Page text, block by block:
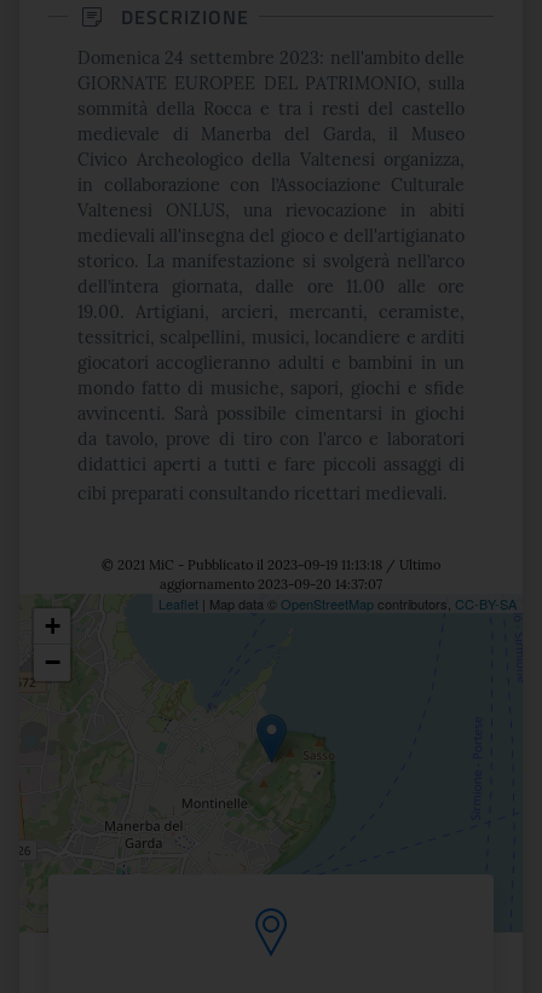
DESCRIZIONE
Domenica 24 settembre 2023: nell'ambito delle
GIORNATE EUROPEE DEL PATRIMONIO, sulla
sommità della Rocca e tra i resti del castello
medievale di Manerba del Garda, il Museo
Civico Archeologico della Valtenesi organizza,
in collaborazione con l’Associazione Culturale
Valtenesi ONLUS, una rievocazione in abiti
medievali all'insegna del gioco e dell'artigianato
storico. La manifestazione si svolgerà nell’arco
dell’intera giornata, dalle ore 11.00 alle ore
19.00. Artigiani, arcieri, mercanti, ceramiste,
tessitrici, scalpellini, musici, locandiere e arditi
giocatori accoglieranno adulti e bambini in un
mondo fatto di musiche, sapori, giochi e sfide
avvincenti. Sarà possibile cimentarsi in giochi
da tavolo, prove di tiro con l'arco e laboratori
didattici aperti a tutti e fare piccoli assaggi di
cibi preparati consultando ricettari medievali.
© 2021 MiC - Pubblicato il 2023-09-19 11:13:18 / Ultimo
aggiornamento 2023-09-20 14:37:07
Posizione
+
−
Leaflet | Map data © OpenStreetMap contributors, CC-BY-SA